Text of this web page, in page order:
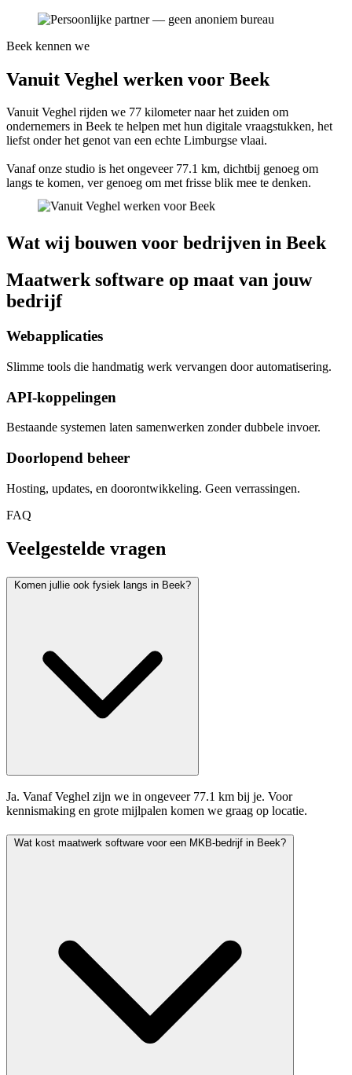
Beek kennen we
Vanuit Veghel werken voor Beek
Vanuit Veghel rijden we 77 kilometer naar het zuiden om
ondernemers in Beek te helpen met hun digitale vraagstukken, het
liefst onder het genot van een echte Limburgse vlaai.
Vanaf onze studio is het ongeveer 77.1 km, dichtbij genoeg om
langs te komen, ver genoeg om met frisse blik mee te denken.
Wat wij bouwen voor bedrijven in Beek
Maatwerk software op maat van jouw
bedrijf
Webapplicaties
Slimme tools die handmatig werk vervangen door automatisering.
API-koppelingen
Bestaande systemen laten samenwerken zonder dubbele invoer.
Doorlopend beheer
Hosting, updates, en doorontwikkeling. Geen verrassingen.
FAQ
Veelgestelde vragen
Komen jullie ook fysiek langs in Beek?
Ja. Vanaf Veghel zijn we in ongeveer 77.1 km bij je. Voor
kennismaking en grote mijlpalen komen we graag op locatie.
Wat kost maatwerk software voor een MKB-bedrijf in Beek?